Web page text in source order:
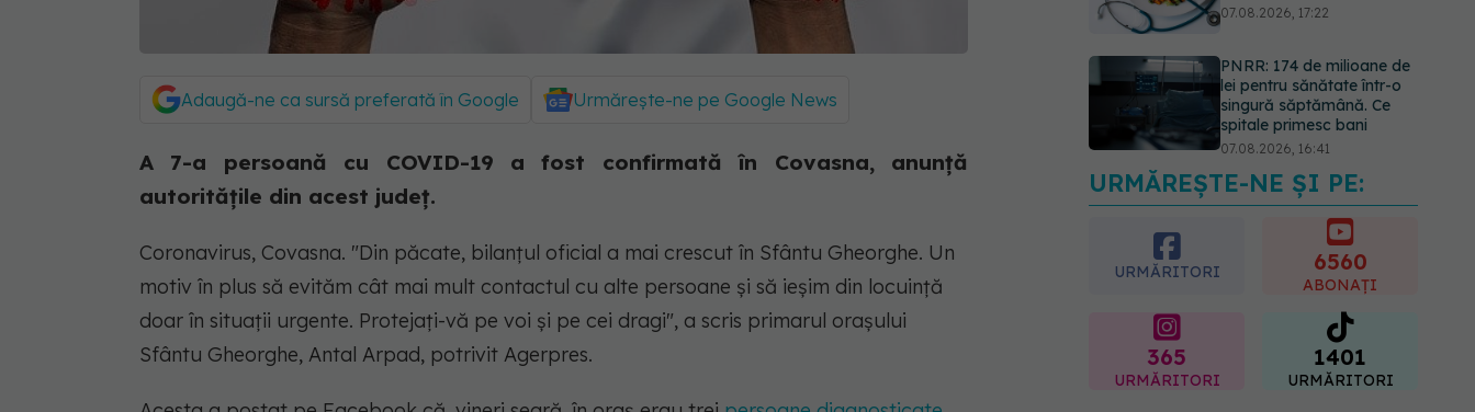
Adaugă-ne ca sursă preferată în Google Urmărește-ne pe Google News
A 7-a persoană cu COVID-19 a fost confirmată în Covasna, anunță
autoritățile din acest județ.
Coronavirus, Covasna. "Din păcate, bilanţul oficial a mai crescut în Sfântu Gheorghe. Un
motiv în plus să evităm cât mai mult contactul cu alte persoane şi să ieşim din locuinţă
doar în situaţii urgente. Protejaţi-vă pe voi şi pe cei dragi", a scris primarul orașului
Sfântu Gheorghe, Antal Arpad, potrivit Agerpres.
07.08.2026, 17:22
PNRR: 174 de milioane de
lei pentru sănătate într-o
singură săptămână. Ce
spitale primesc bani
07.08.2026, 16:41
Ce spune culoarea ta
preferată despre vârsta
pe care o ai. Care este
"codul cromatic" al
URMĂREȘTE-NE ȘI PE:
URMĂRITORI 6560
ABONAȚI
365
URMĂRITORI
1401
URMĂRITORI